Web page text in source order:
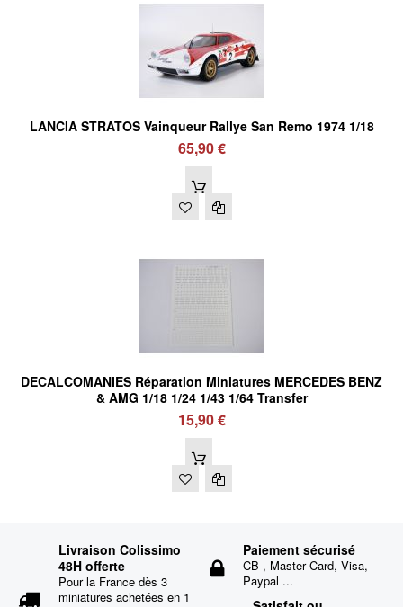
LANCIA STRATOS Vainqueur Rallye San Remo 1974 1/18
65,90 €
DECALCOMANIES Réparation Miniatures MERCEDES BENZ
& AMG 1/18 1/24 1/43 1/64 Transfer
15,90 €
Livraison Colissimo
48H offerte
Pour la France dès 3
miniatures achetées en 1
Paiement sécurisé
CB , Master Card, Visa,
Paypal ...